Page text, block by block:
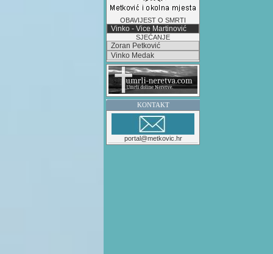
OBAVIJEST O SMRTI
Vinko - Vice Martinović
SJEĆANJE
Zoran Petković
Vinko Medak
KONTAKT
portal@metkovic.hr